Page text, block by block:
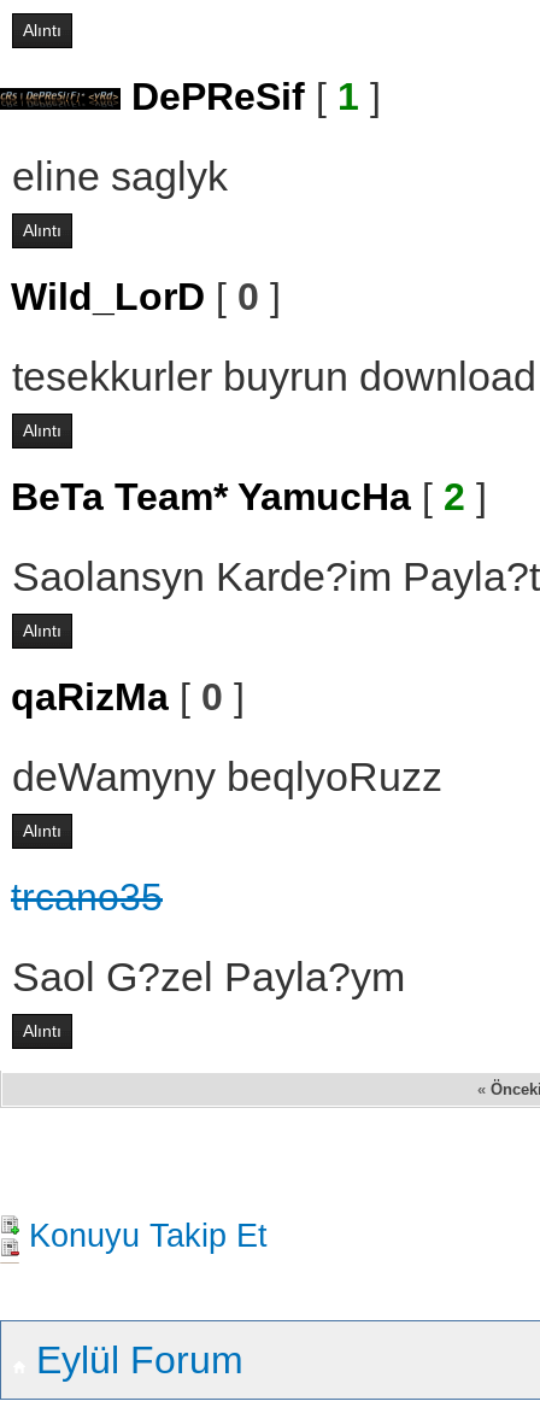
Alıntı
DePReSif [ 1 ]
eline saglyk
Alıntı
Wild_LorD [ 0 ]
tesekkurler buyrun download
Alıntı
BeTa Team* YamucHa [ 2 ]
Saolansyn Karde?im
Alıntı
qaRizMa [ 0 ]
deWamyny beqlyoRuzz
Alıntı
trcano35
Saol G?zel Payla?ym
Alıntı
«
Konuyu Takip Et
Eylül Forum